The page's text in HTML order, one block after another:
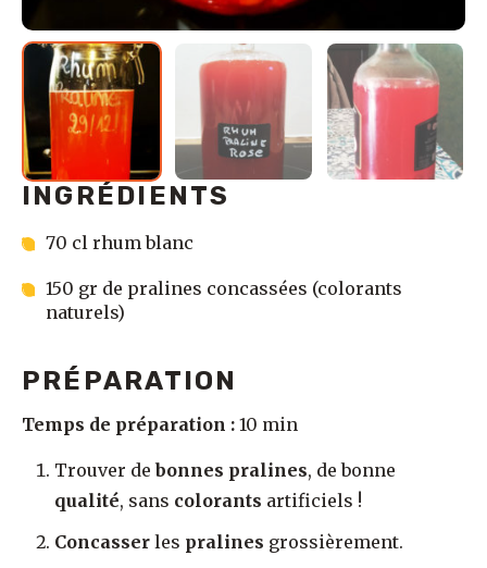
INGRÉDIENTS
70 cl rhum blanc
150 gr de pralines concassées (colorants
naturels)
PRÉPARATION
Temps de préparation : 10 min
Trouver debonnes pralines, de bonne
qualité, sans colorants artificiels !
Concasser les pralines grossièrement.